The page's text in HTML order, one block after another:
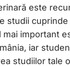
este
studii
important
iar
studiilor tale